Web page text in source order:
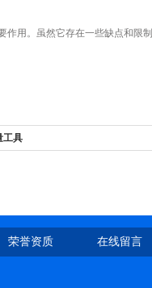
用。虽然它存在一些缺点和限
工具
荣誉资质 在线留言